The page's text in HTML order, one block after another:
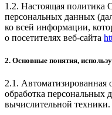
1.2. Настоящая политика
персональных данных
ко всей информации,
о посетителях веб-сайта
2. Основные понятия,
2.1.
обработка персональных
вычислительной техники.